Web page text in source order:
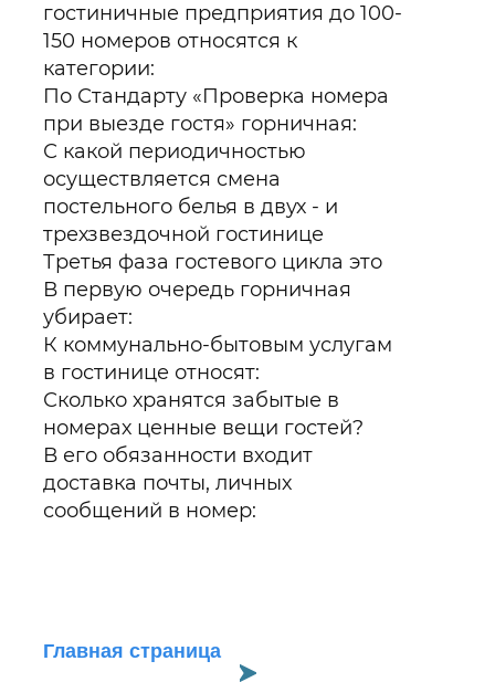
гостиничные предприятия до 100-
150 номеров относятся к
категории:
По Стандарту «Проверка номера
при выезде гостя» горничная:
С какой периодичностью
осуществляется смена
постельного белья в двух - и
трехзвездочной гостинице
Третья фаза гостевого цикла это
В первую очередь горничная
убирает:
К коммунально-бытовым услугам
в гостинице относят:
Сколько хранятся забытые в
номерах ценные вещи гостей?
В его обязанности входит
доставка почты, личных
сообщений в номер:
Главная страница